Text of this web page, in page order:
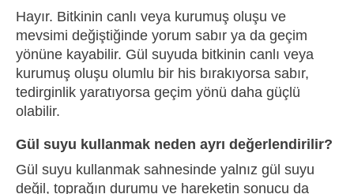
Hayır. Bitkinin canlı veya kurumuş oluşu ve
mevsimi değiştiğinde yorum sabır ya da geçim
yönüne kayabilir. Gül suyuda bitkinin canlı veya
kurumuş oluşu olumlu bir his bırakıyorsa sabır,
tedirginlik yaratıyorsa geçim yönü daha güçlü
olabilir.
Gül suyu kullanmak neden ayrı değerlendirilir?
Gül suyu kullanmak sahnesinde yalnız gül suyu
değil, toprağın durumu ve hareketin sonucu da